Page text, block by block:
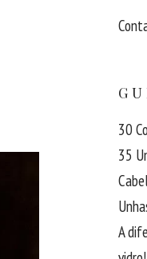
30
35
A